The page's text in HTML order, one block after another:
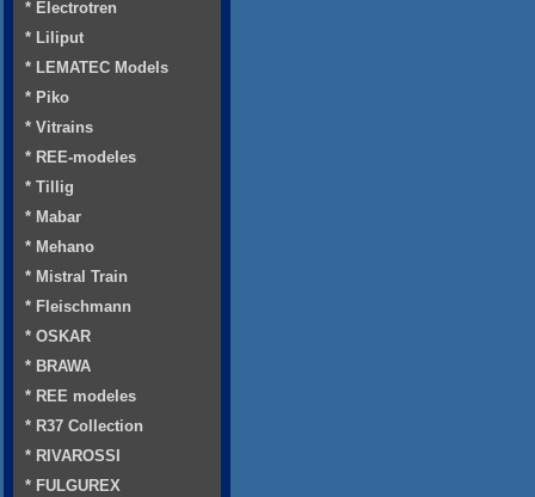
* Electrotren
* Liliput
* LEMATEC Models
* Piko
* Vitrains
* REE-modeles
* Tillig
* Mabar
* Mehano
* Mistral Train
* Fleischmann
* OSKAR
* BRAWA
* REE modeles
* R37 Collection
* RIVAROSSI
* FULGUREX